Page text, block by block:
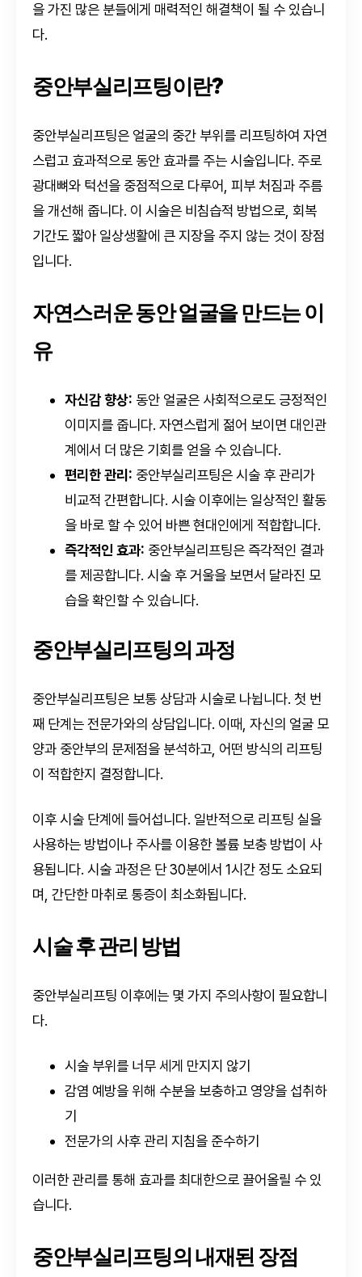
을 가진 많은 분들에게 매력적인 해결책이 될 수 있습니
다.
중안부실리프팅이란?
중안부실리프팅은 얼굴의 중간 부위를 리프팅하여 자연
스럽고 효과적으로 동안 효과를 주는 시술입니다. 주로
광대뼈와 턱선을 중점적으로 다루어, 피부 처짐과 주름
을 개선해 줍니다. 이 시술은 비침습적 방법으로, 회복
기간도 짧아 일상생활에 큰 지장을 주지 않는 것이 장점
입니다.
자연스러운 동안 얼굴을 만드는 이
유
자신감 향상: 동안 얼굴은 사회적으로도 긍정적인
이미지를 줍니다. 자연스럽게 젊어 보이면 대인관
계에서 더 많은 기회를 얻을 수 있습니다.
편리한 관리: 중안부실리프팅은 시술 후 관리가
비교적 간편합니다. 시술 이후에는 일상적인 활동
을 바로 할 수 있어 바쁜 현대인에게 적합합니다.
즉각적인 효과: 중안부실리프팅은 즉각적인 결과
를 제공합니다. 시술 후 거울을 보면서 달라진 모
습을 확인할 수 있습니다.
중안부실리프팅의 과정
중안부실리프팅은 보통 상담과 시술로 나뉩니다. 첫 번
째 단계는 전문가와의 상담입니다. 이때, 자신의 얼굴 모
양과 중안부의 문제점을 분석하고, 어떤 방식의 리프팅
이 적합한지 결정합니다.
이후 시술 단계에 들어섭니다. 일반적으로 리프팅 실을
사용하는 방법이나 주사를 이용한 볼륨 보충 방법이 사
용됩니다. 시술 과정은 단 30분에서 1시간 정도 소요되
며, 간단한 마취로 통증이 최소화됩니다.
시술 후 관리 방법
중안부실리프팅 이후에는 몇 가지 주의사항이 필요합니
다.
시술 부위를 너무 세게 만지지 않기
감염 예방을 위해 수분을 보충하고 영양을 섭취하
기
전문가의 사후 관리 지침을 준수하기
이러한 관리를 통해 효과를 최대한으로 끌어올릴 수 있
습니다.
중안부실리프팅의 내재된 장점